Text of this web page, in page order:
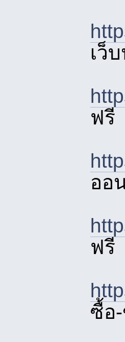
เว็
ฟรี
ออ
ฟรี
ซื้อ